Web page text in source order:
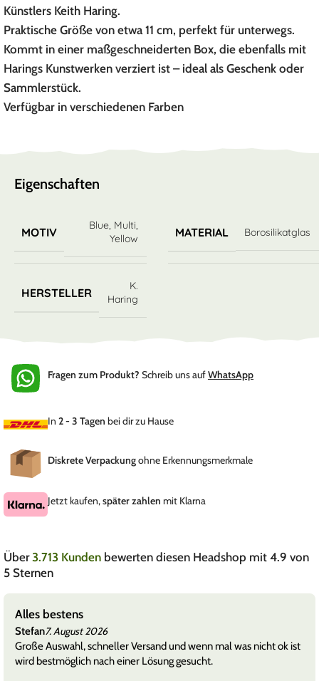
Künstlers Keith Haring.
Praktische Größe von etwa 11 cm, perfekt für unterwegs.
Kommt in einer maßgeschneiderten Box, die ebenfalls mit
Harings Kunstwerken verziert ist – ideal als Geschenk oder
Sammlerstück.
Verfügbar in verschiedenen Farben
Eigenschaften
MOTIV Blue, Multi,
Yellow
MATERIAL Borosilikatglas
HERSTELLER
K.
Haring
Fragen zum Produkt? Schreib uns aufWhatsApp
In 2 - 3 Tagen bei dir zu Hause
Diskrete Verpackungohne Erkennungsmerkmale
Jetzt kaufen,später zahlen mit Klarna
Über3.713 Kunden bewerten diesen Headshop mit 4.9 von
5 Sternen
Alles bestens
Stefan7. August 2026
Große Auswahl, schneller Versand und wenn mal was nicht ok ist
wird bestmöglich nach einer Lösung gesucht.